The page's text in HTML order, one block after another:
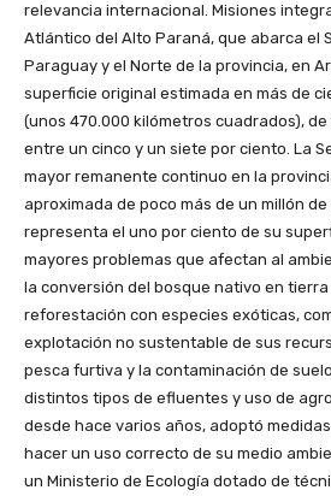
relevancia internacional. Misiones
Atlántico del Alto Paraná, que abarca el
Paraguay y el Norte de la provincia, en
superficie original estimada en más de
(unos 470.000 kilómetros cuadrados),
entre un cinco y un siete por ciento. La
mayor remanente continuo en la
aproximada de poco más de un millón
representa el uno por ciento de su
mayores problemas que afectan al
la conversión del bosque nativo en
reforestación con especies exóticas,
explotación no sustentable de sus
pesca furtiva y la contaminación de
distintos tipos de efluentes y uso de
desde hace varios años, adoptó
hacer un uso correcto de su medio
un Ministerio de Ecología dotado de